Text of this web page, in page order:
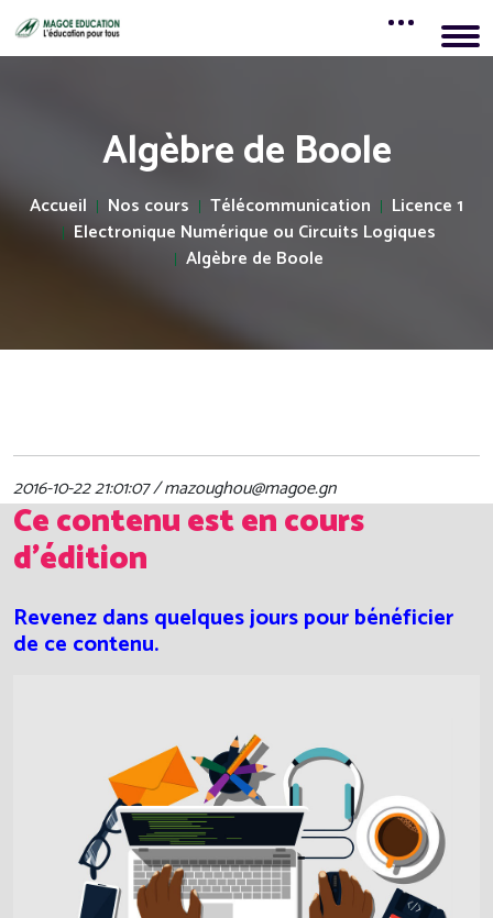
Algèbre de Boole
Accueil Nos cours Télécommunication
Licence 1
Electronique Numérique ou Circuits Logiques
Algèbre de Boole
2016-10-22 21:01:07 / mazoughou@magoe.gn
Ce contenu est en cours
d'édition
Revenez dans quelques jours pour bénéficier
de ce contenu.